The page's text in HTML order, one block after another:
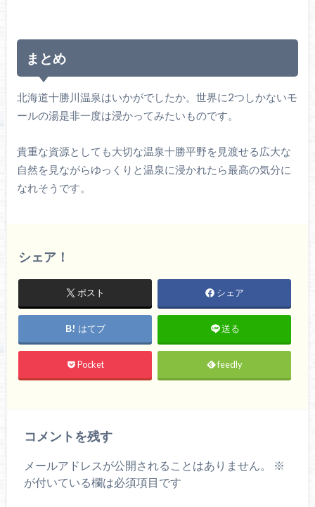
まとめ
北海道十勝川温泉はいかがでしたか。世界に2つしかないモ
ールの湯是非一度は浸かってみたいものです。
貴重な資源としても大切な温泉十勝平野を見渡せる広大な
自然を見ながらゆっくりと温泉に浸かれたら最高の気分に
なれそうです。
シェア！
ポスト シェア
はてブ 送る
Pocket feedly
コメントを残す
メールアドレスが公開されることはありません。
※
が付いている欄は必須項目です